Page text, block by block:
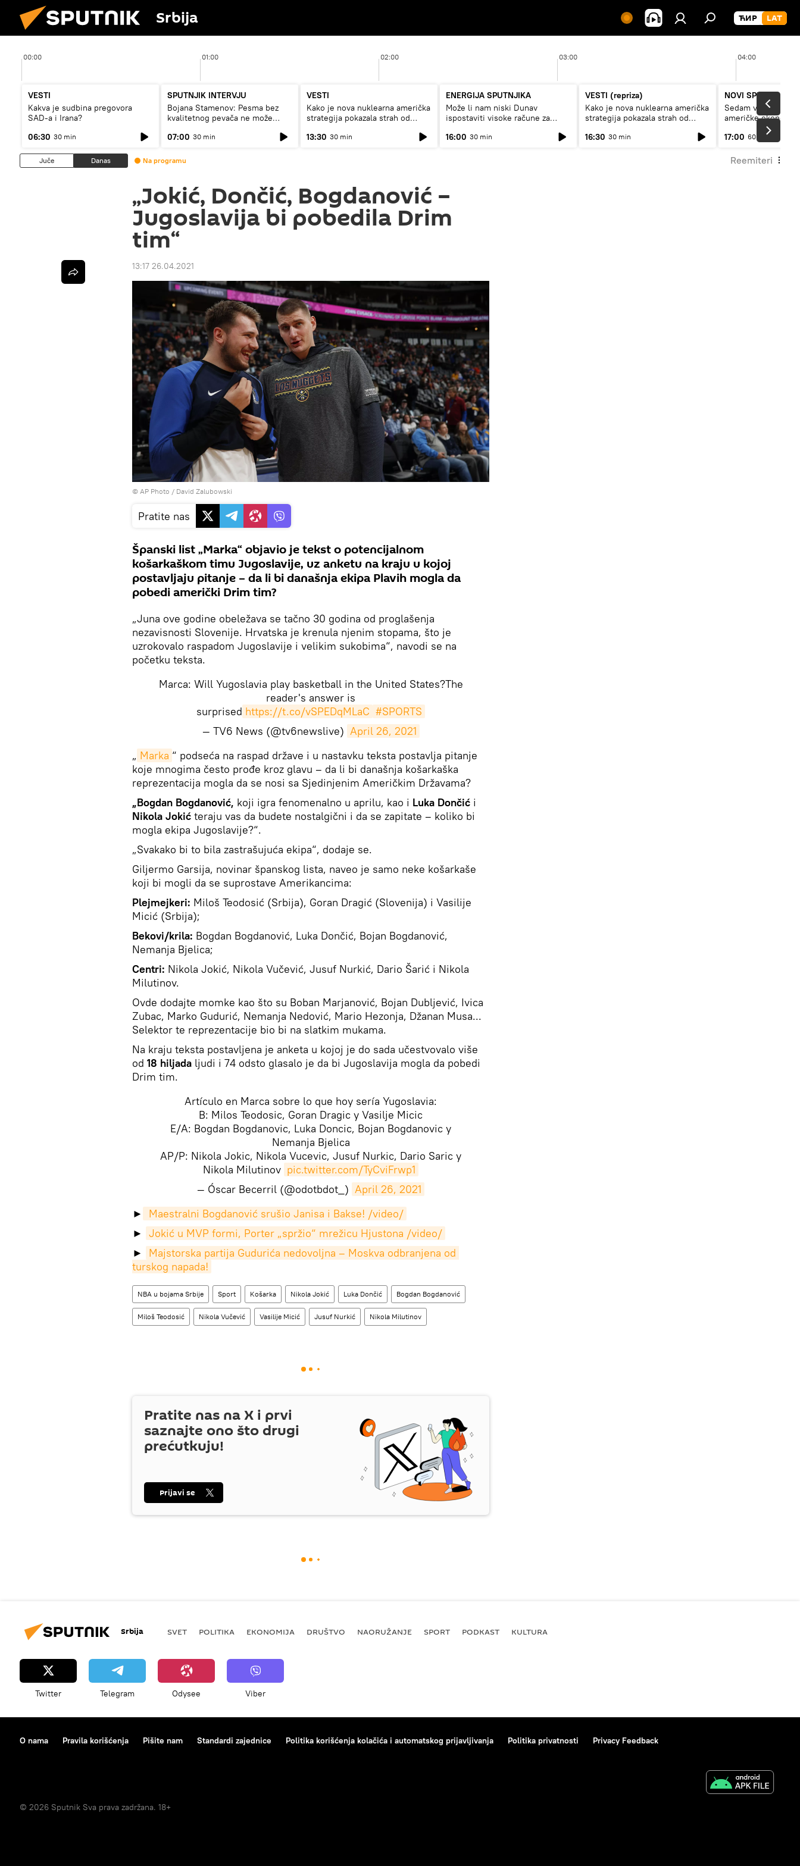
Srbija
00:00 01:00 02:00 03:00 04:00
VESTI
Kakva je sudbina pregovora
SAD-a i Irana?
06:30 30 min
SPUTNJIK INTERVJU
Bojana Stamenov: Pesma bez
kvalitetnog pevača ne može
07:00 30 min
VESTI
Kako je nova nuklearna američka
strategija pokazala strah od
13:30 30 min
ENERGIJA SPUTNJIKA
Može li nam niski Dunav
ispostaviti visoke račune za
16:00 30 min
VESTI (repriza)
Kako je nova nuklearna američka
strategija pokazala strah od
16:30 30 min
NOVI SPUTNJIK
Sedam
američke
17:00 60 min
Juče Danas Na programu Reemiteri
„Jokić, Dončić, Bogdanović –
Jugoslavija bi pobedila Drim
tim“
13:17 26.04.2021
© AP Photo / David Zalubowski
Pratite nas
Španski list „Marka“ objavio je tekst o potencijalnom
košarkaškom timu Jugoslavije, uz anketu na kraju u kojoj
postavljaju pitanje – da li bi današnja ekipa Plavih mogla da
pobedi američki Drim tim?
„Juna ove godine obeležava se tačno 30 godina od proglašenja
nezavisnosti Slovenije. Hrvatska je krenula njenim stopama, što je
uzrokovalo raspadom Jugoslavije i velikim sukobima“, navodi se na
početku teksta.
Marca: Will Yugoslavia play basketball in the United States?The
reader's answer is
surprised https://t.co/vSPEDqMLaC #SPORTS
— TV6 News (@tv6newslive) April 26, 2021
„ Marka “ podseća na raspad države i u nastavku teksta postavlja pitanje
koje mnogima često prođe kroz glavu – da li bi današnja košarkaška
reprezentacija mogla da se nosi sa Sjedinjenim Američkim Državama?
„Bogdan Bogdanović, koji igra fenomenalno u aprilu, kao i Luka Dončić i
Nikola Jokić teraju vas da budete nostalgični i da se zapitate – koliko bi
mogla ekipa Jugoslavije?“.
„Svakako bi to bila zastrašujuća ekipa“, dodaje se.
Giljermo Garsija, novinar španskog lista, naveo je samo neke košarkaše
koji bi mogli da se suprostave Amerikancima:
Plejmejkeri: Miloš Teodosić (Srbija), Goran Dragić (Slovenija) i Vasilije
Micić (Srbija);
Bekovi/krila: Bogdan Bogdanović, Luka Dončić, Bojan Bogdanović,
Nemanja Bjelica;
Centri: Nikola Jokić, Nikola Vučević, Jusuf Nurkić, Dario Šarić i Nikola
Milutinov.
Ovde dodajte momke kao što su Boban Marjanović, Bojan Dubljević, Ivica
Zubac, Marko Gudurić, Nemanja Nedović, Mario Hezonja, Džanan Musa...
Selektor te reprezentacije bio bi na slatkim mukama.
Na kraju teksta postavljena je anketa u kojoj je do sada učestvovalo više
od 18 hiljada ljudi i 74 odsto glasalo je da bi Jugoslavija mogla da pobedi
Drim tim.
Artículo en Marca sobre lo que hoy sería Yugoslavia:
B: Milos Teodosic, Goran Dragic y Vasilje Micic
E/A: Bogdan Bogdanovic, Luka Doncic, Bojan Bogdanovic y
Nemanja Bjelica
AP/P: Nikola Jokic, Nikola Vucevic, Jusuf Nurkic, Dario Saric y
Nikola Milutinov pic.twitter.com/TyCviFrwp1
— Óscar Becerril (@odotbdot_) April 26, 2021
​►
Maestralni Bogdanović srušio Janisa i Bakse! /video/
►
Jokić u MVP formi, Porter „spržio“ mrežicu Hjustona /video/
►
Majstorska partija Gudurića nedovoljna – Moskva odbranjena od
turskog napada!
NBA u bojama Srbije Sport Košarka Nikola Jokić Luka Dončić Bogdan Bogdanović
Miloš Teodosić Nikola Vučević Vasilije Micić Jusuf Nurkić Nikola Milutinov
Pratite nas naX i prvi
saznajte ono što drugi
prećutkuju!
Prijavi se
Srbija SVET POLITIKA EKONOMIJA DRUŠTVO NAORUŽANJE SPORT PODKAST KULTURA
Twitter Telegram Odysee Viber
O nama Pravila korišćenja Pišite nam Standardi zajednice Politika korišćenja kolačića i automatskog prijavljivanja Politika privatnosti Privacy Feedback
© 2026 Sputnik Sva prava zadržana. 18+